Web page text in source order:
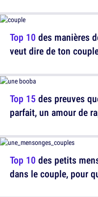
Top 10 des manières
veut dire de ton
Top 10 des petits
dans le couple, pour
Top 15 des preuves
parfait, un amour de